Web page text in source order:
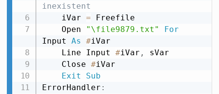
inexistent
    iVar
= Freefile
    Open
"\file9879.txt"
For
Input As #iVar
    Line Input
#iVar ,
sVar
    Close
#iVar
Exit
Sub
ErrorHandler :